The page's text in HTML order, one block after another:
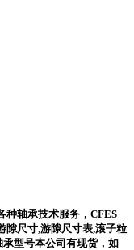
种轴承技术服务，CFES
隙尺寸,游隙尺寸表,滚子粒
承型号本公司有现货，如